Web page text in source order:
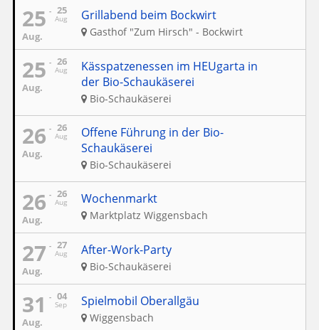
25
Aug
25
Aug.
Grillabend beim Bockwirt
Gasthof "Zum Hirsch" - Bockwirt
26
Aug
25
Aug.
Kässpatzenessen im HEUgarta in
der Bio-Schaukäserei
Bio-Schaukäserei
26
Aug
26
Aug.
Offene Führung in der Bio-
Schaukäserei
Bio-Schaukäserei
26
Aug
26
Aug.
Wochenmarkt
Marktplatz Wiggensbach
27
Aug
27
Aug.
After-Work-Party
Bio-Schaukäserei
04
Sep
31
Aug.
Spielmobil Oberallgäu
Wiggensbach